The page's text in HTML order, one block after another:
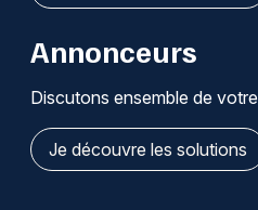
Annonceurs
Discutons ensemble de
Je découvre les solutions